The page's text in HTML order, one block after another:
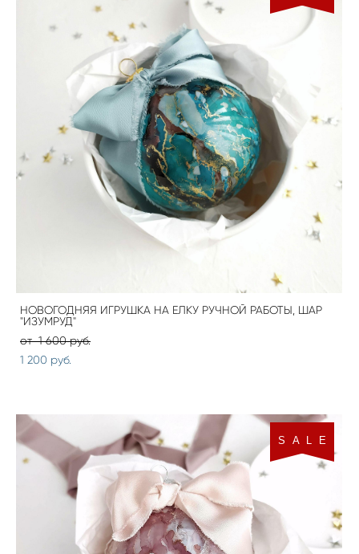
НОВОГОДНЯЯ ИГРУШКА НА ЕЛКУ РУЧНОЙ РАБОТЫ, ШАР
"ИЗУМРУД"
от 1 600 pуб.
1 200 pуб.
S A L E